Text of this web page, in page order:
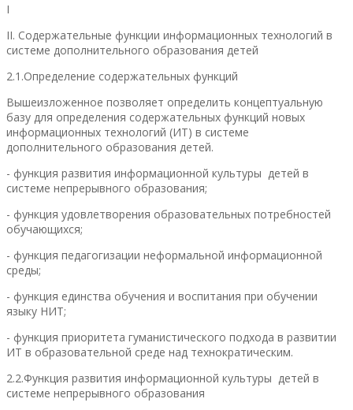
I
II. Содержательные функции информационных технологий в
системе дополнительного образования детей
2.1.Определение содержательных функций
Вышеизложенное позволяет определить концептуальную
базу для определения содержательных функций новых
информационных технологий (ИТ) в системе
дополнительного образования детей.
- функция развития информационной культуры детей в
системе непрерывного образования;
- функция удовлетворения образовательных потребностей
обучающихся;
- функция педагогизации неформальной информационной
среды;
- функция единства обучения и воспитания при обучении
языку НИТ;
- функция приоритета гуманистического подхода в развитии
ИТ в образовательной среде над технократическим.
2.2.Функция развития информационной культуры детей в
системе непрерывного образования